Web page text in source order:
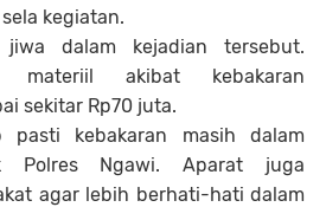
kegiatan.
dalam kejadian tersebut.
materiil akibat kebakaran
sekitar Rp70 juta.
pasti kebakaran masih dalam
Polres Ngawi. Aparat juga
agar lebih berhati-hati dalam